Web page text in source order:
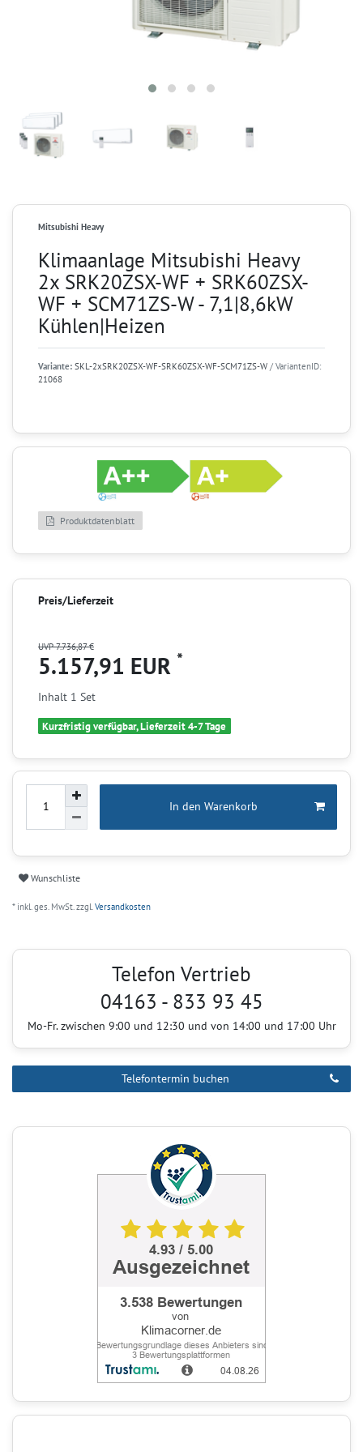
Mitsubishi Heavy
Klimaanlage Mitsubishi Heavy
2x SRK20ZSX-WF + SRK60ZSX-
WF + SCM71ZS-W - 7,1|8,6kW
Kühlen|Heizen
Variante: SKL-2xSRK20ZSX-WF-SRK60ZSX-WF-SCM71ZS-W / VariantenID:
21068
Produktdatenblatt
Preis/Lieferzeit
UVP 7.736,87 €
5.157,91 EUR *
Inhalt 1 Set
Kurzfristig verfügbar, Lieferzeit 4-7 Tage
In den Warenkorb
Wunschliste
* inkl. ges. MwSt. zzgl.Versandkosten
Telefon Vertrieb
04163 - 833 93 45
Mo-Fr. zwischen 9:00 und 12:30 und von 14:00 und 17:00 Uhr
Telefontermin buchen